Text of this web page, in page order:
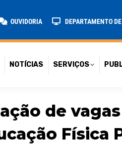
OUVIDORIA DEPARTAMENTO
NOTÍCIAS SERVIÇOS
de
Física